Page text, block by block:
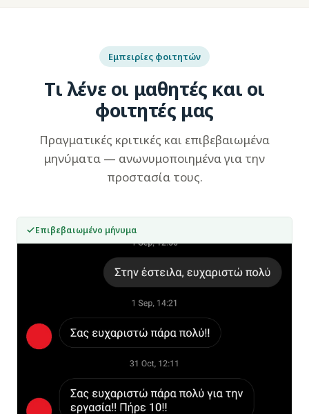
Εμπειρίες φοιτητών
Τι λένε οι μαθητές και οι
φοιτητές μας
Πραγματικές κριτικές και επιβεβαιωμένα
μηνύματα — ανωνυμοποιημένα για την
προστασία τους.
Επιβεβαιωμένο μήνυμα